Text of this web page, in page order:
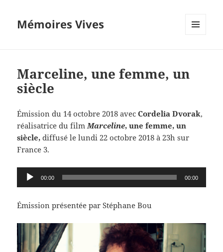
Mémoires Vives
Marceline, une femme, un
siècle
Émission du 14 octobre 2018 avecCordelia Dvorak,
réalisatrice du filmMarceline, une femme, un
siècle,diffusé le lundi 22 octobre 2018 à 23h sur
France 3.
Lecteur
audio
00:00 00:00
Émission présentée par Stéphane Bou